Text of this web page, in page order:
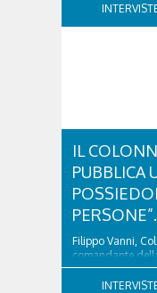
IL
PUBBLICA
PERSONE”.
Filippo Vanni,
comandante
d’Ampezzo sino
nazionale ed